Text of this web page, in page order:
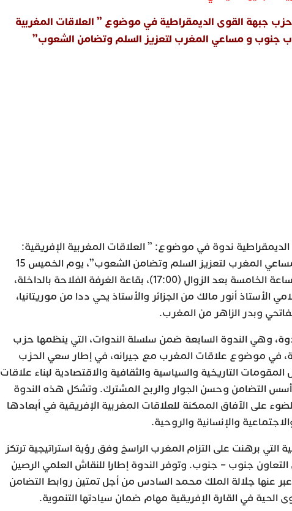
حزب جبهة القوى الديمقراطية في موضوع ” العلاقات المغربية
جنوب و مساعي المغرب لتعزيز السلم وتضامن الشعوب”
ندوة في موضوع: ” العلاقات المغربية الإفريقية:
التعاون جنوب جنوب ومساعي المغرب لتعزيز السلم وتضامن الشعوب”، يوم الخميس 15
يونيو 2023، ابتداء من الساعة الخامسة بعد الزوال (17:00)، بقاعة الغرفة الفلاحة بالداخلة،
الأستاذ أنور مالك من الجزائر والأستاذ يحي ددا من موريتانيا،
وبدر الزاهر من المغرب.
وهي الندوة السابعة ضمن سلسلة الندوات، التي ينظمها حزب
في موضوع علاقات المغرب مع جيرانه، في إطار سعي الحزب
التاريخية والسياسية والثقافية والاقتصادية لبناء علاقات
التضامن وحسن الجوار والربح المشترك. وتشكل هذه الندوة
على الآفاق الممكنة للعلاقات المغربية الإفريقية في أبعادها
والإنسانية والروحية.
التي برهنت على التزام المغرب الراسخ وفق رؤية استراتيجية ترتكز
جنوب – جنوب. وتوفر الندوة إطارا للنقاش العلمي الرصين
عنها جلالة الملك محمد السادس من أجل تمتين روابط التضامن
الحية في القارة الإفريقية مهام ضمان سيادتها التنموية.